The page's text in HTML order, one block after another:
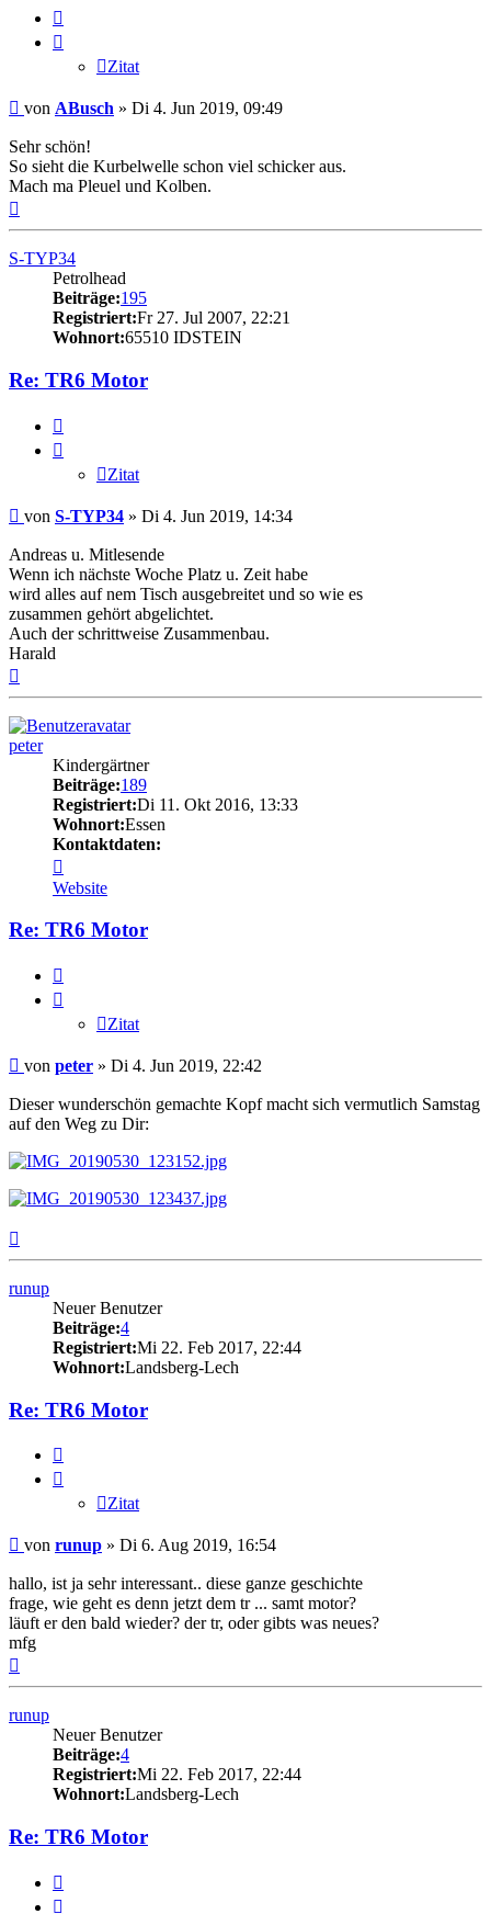
Zitat
Beitrag
von ABusch » Di 4. Jun 2019, 09:49
Sehr schön!
So sieht die Kurbelwelle schon viel schicker aus.
Mach ma Pleuel und Kolben.
S-TYP34
Petrolhead
Beiträge:195
Registriert:Fr 27. Jul 2007, 22:21
Wohnort:65510 IDSTEIN
Re: TR6 Motor
Zitat
Beitrag
von S-TYP34 » Di 4. Jun 2019, 14:34
Andreas u. Mitlesende
Wenn ich nächste Woche Platz u. Zeit habe
wird alles auf nem Tisch ausgebreitet und so wie es
zusammen gehört abgelichtet.
Auch der schrittweise Zusammenbau.
Harald
peter
Kindergärtner
Beiträge:189
Registriert:Di 11. Okt 2016, 13:33
Wohnort:Essen
Kontaktdaten:
von
peter
Website
Re: TR6 Motor
Zitat
Beitrag
von peter » Di 4. Jun 2019, 22:42
Dieser wunderschön gemachte Kopf macht sich vermutlich Samstag
auf den Weg zu Dir:
runup
Neuer Benutzer
Beiträge:4
Registriert:Mi 22. Feb 2017, 22:44
Wohnort:Landsberg-Lech
Re: TR6 Motor
Zitat
Beitrag
von runup » Di 6. Aug 2019, 16:54
hallo, ist ja sehr interessant.. diese ganze geschichte
frage, wie geht es denn jetzt dem tr ... samt motor?
läuft er den bald wieder? der tr, oder gibts was neues?
mfg
runup
Neuer Benutzer
Beiträge:4
Registriert:Mi 22. Feb 2017, 22:44
Wohnort:Landsberg-Lech
Re: TR6 Motor